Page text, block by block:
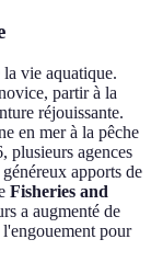
vie aquatique.
partir à la
réjouissante.
en mer à la pêche
plusieurs agences
apports de
Fisheries and
a augmenté de
pour